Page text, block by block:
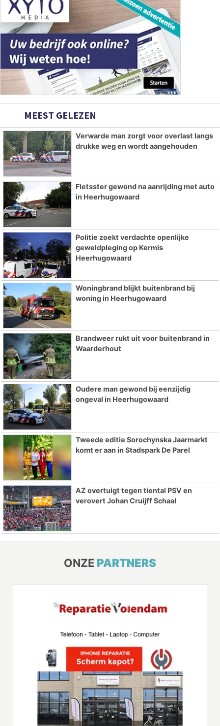
MEEST GELEZEN
Verwarde man zorgt voor overlast langs
drukke weg en wordt aangehouden
Fietsster gewond na aanrijding met auto
in Heerhugowaard
Politie zoekt verdachte openlijke
geweldpleging op Kermis
Heerhugowaard
Woningbrand blijkt buitenbrand bij
woning in Heerhugowaard
Brandweer rukt uit voor buitenbrand in
Waarderhout
Oudere man gewond bij eenzijdig
ongeval in Heerhugowaard
Tweede editie Sorochynska Jaarmarkt
komt er aan in Stadspark De Parel
AZ overtuigt tegen tiental PSV en
verovert Johan Cruijff Schaal
ONZE PARTNERS